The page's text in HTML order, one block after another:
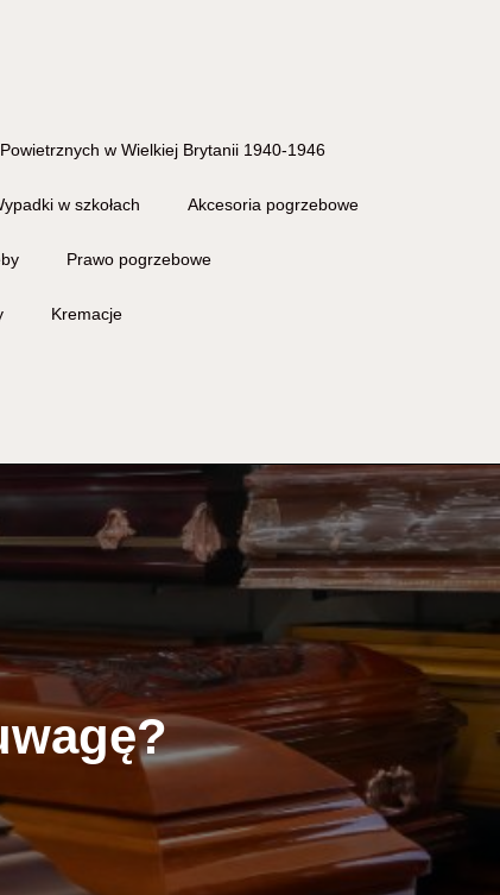
w Wielkiej Brytanii 1940-1946
w szkołach Akcesoria pogrzebowe
Prawo pogrzebowe
Kremacje